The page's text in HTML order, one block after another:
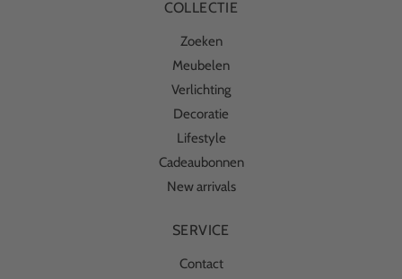
COLLECTIE
Zoeken
Meubelen
Verlichting
Decoratie
Lifestyle
Cadeaubonnen
New arrivals
SERVICE
Contact